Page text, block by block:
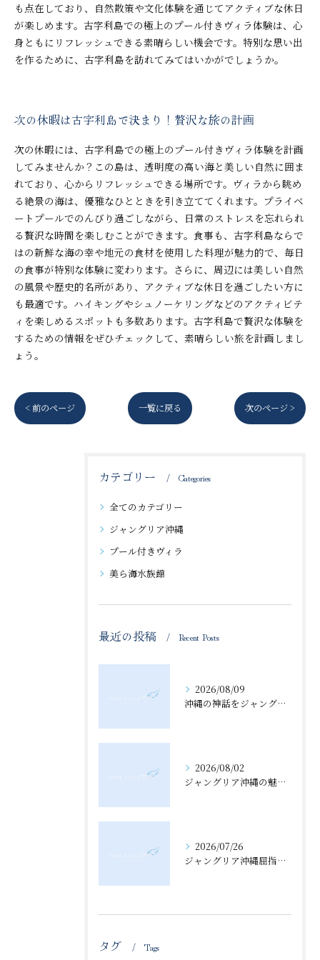
も点在しており、自然散策や文化体験を通じてアクティブな休日
が楽しめます。古字利島での極上のプール付きヴィラ体験は、心
身ともにリフレッシュできる素晴らしい機会です。特別な思い出
を作るために、古字利島を訪れてみてはいかがでしょうか。
次の休暇は古字利島で決まり！贅沢な旅の計画
次の休暇には、古字利島での極上のプール付きヴィラ体験を計画
してみませんか？この島は、透明度の高い海と美しい自然に囲ま
れており、心からリフレッシュできる場所です。ヴィラから眺め
る絶景の海は、優雅なひとときを引き立ててくれます。プライベ
ートプールでのんびり過ごしながら、日常のストレスを忘れられ
る贅沢な時間を楽しむことができます。食事も、古字利島ならで
はの新鮮な海の幸や地元の食材を使用した料理が魅力的で、毎日
の食事が特別な体験に変わります。さらに、周辺には美しい自然
の風景や歴史的名所があり、アクティブな休日を過ごしたい方に
も最適です。ハイキングやシュノーケリングなどのアクティビテ
ィを楽しめるスポットも多数あります。古字利島で贅沢な体験を
するための情報をぜひチェックして、素晴らしい旅を計画しまし
ょう。
< 前のページ 一覧に戻る 次のページ >
カテゴリー Categories
全てのカテゴリー
ジャングリア沖縄
プール付きヴィラ
美ら海水族館
最近の投稿 Recent Posts
2026/08/09
沖縄の神話をジャングリア沖縄で体感し伝説やアマミキヨの軌跡を学ぶ方法
2026/08/02
ジャングリア沖縄の魅力と古い町並みを徹底比較したエリア探索ガイド
2026/07/26
ジャングリア沖縄屈指の実態と評価の真相に迫る徹底検証ガイド
タグ Tags